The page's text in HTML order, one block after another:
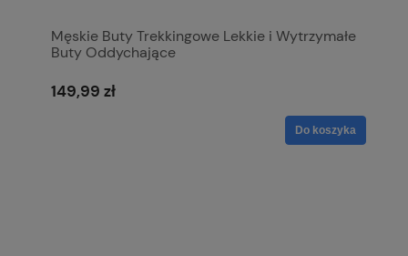
Męskie Buty Trekkingowe Lekkie i Wytrzymałe
Buty Oddychające
149,99 zł
Do koszyka